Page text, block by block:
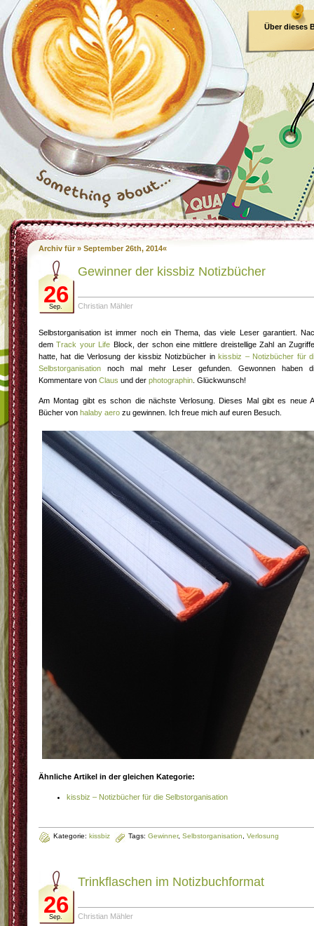
Über dieses
Archiv für » September 26th, 2014«
26
Sep.
Gewinner der kissbiz Notizbücher
Christian Mähler
Selbstorganisation ist immer noch ein Thema, das viele Leser garantiert.
demTrack your Life Block, der schon eine mittlere dreistellige Zahl an
hatte, hat die Verlosung der kissbiz Notizbücher inkissbiz – Notizbücher für
Selbstorganisation noch mal mehr Leser gefunden. Gewonnen haben
Kommentare von Claus und der photographin . Glückwunsch!
Am Montag gibt es schon die nächste Verlosung. Dieses Mal gibt es neue
Bücher von halaby aero zu gewinnen. Ich freue mich auf euren Besuch.
Ähnliche Artikel in der gleichen Kategorie:
kissbiz – Notizbücher für die Selbstorganisation
Kategorie: kissbiz Tags: Gewinner, Selbstorganisation Verlosung
26
Sep.
Trinkflaschen im Notizbuchformat
Christian Mähler